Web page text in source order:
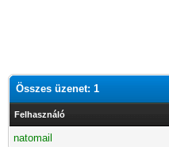
Összes üzenet: 1
Felhasználó
natomail